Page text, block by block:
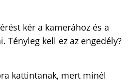
kér a kamerához és a
Tényleg kell ez az engedély?
kattintanak, mert minél